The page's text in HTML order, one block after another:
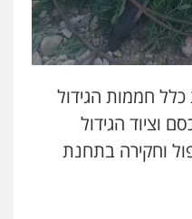
עורכי דין לענייני אסירים
נוער עורכי דין
חממות הגידול
וציוד הגידול
וחקירה בתחנת